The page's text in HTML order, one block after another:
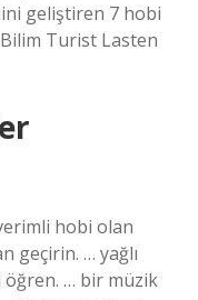
geliştiren 7 hobi
Turist Lasten
hobi olan
geçirin. … yağlı
öğren. … bir müzik